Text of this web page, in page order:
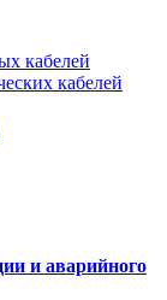
кабелей
кабелей
и аварийного